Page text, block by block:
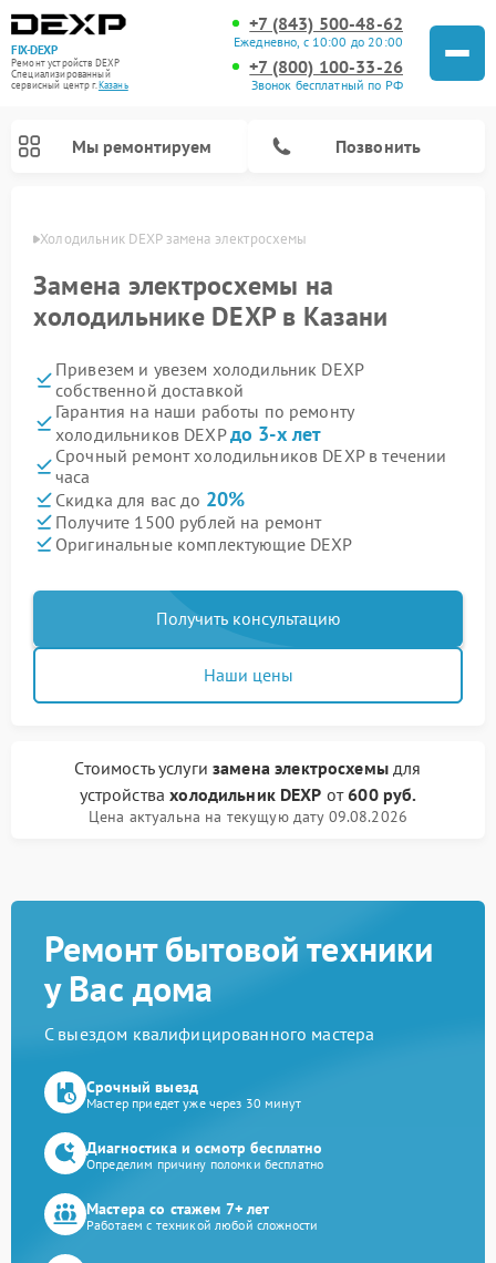
FIX-DEXP
Ремонт устройств DEXP
Специализированный
cервисный центр г.Казань
+7 (843) 500-48-62
Ежедневно, с 10:00 до 20:00
+7 (800) 100-33-26
Звонок бесплатный по РФ
Мы ремонтируем Позвонить
Холодильник DEXP замена электросхемы
Замена электросхемы на
холодильнике DEXP в Казани
Привезем и увезем холодильник DEXP
собственной доставкой
Гарантия на наши работы по ремонту
холодильников DEXPдо 3-х лет
Срочный ремонт холодильников DEXP в течении
часа
Скидка для вас до 20%
Получите 1500 рублей на ремонт
Оригинальные комплектующие DEXP
Получить консультацию
Наши цены
Стоимость услугизамена электросхемыдля
устройствахолодильник DEXP от600 руб.
Цена актуальна на текущую дату 09.08.2026
Ремонт бытовой техники
у Вас дома
С выездом квалифицированного мастера
Срочный выезд
Мастер приедет уже через 30 минут
Диагностика и осмотр бесплатно
Определим причину поломки бесплатно
Мастера со стажем 7+ лет
Работаем с техникой любой сложности